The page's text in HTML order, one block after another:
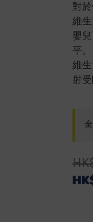
對
維
嬰
平。
維
射受